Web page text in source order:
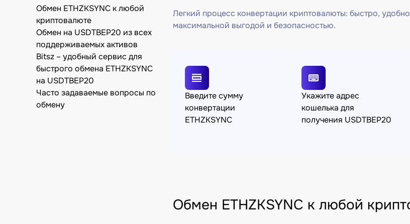
Обмен ETHZKSYNC к любой
криптовалюте
Обмен на USDTBEP20 из всех
поддерживаемых активов
Bitsz – удобный сервис для
быстрого обмена ETHZKSYNC
на USDTBEP20
Часто задаваемые вопросы по
обмену
Легкий процесс конвертации криптовалюты: быстро,
максимальной выгодой и безопасностью.
Введите сумму
конвертации
ETHZKSYNC
Укажите адрес
кошелька для
получения USDTBEP20
Обмен ETHZKSYNC к любой